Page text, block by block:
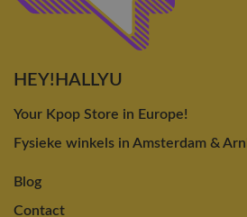
HEY!HALLYU
Your Kpop Store in Europe!
Fysieke winkels in Amsterdam &
Blog
Contact